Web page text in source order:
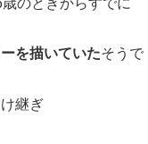
を描いていたそうで
継ぎ